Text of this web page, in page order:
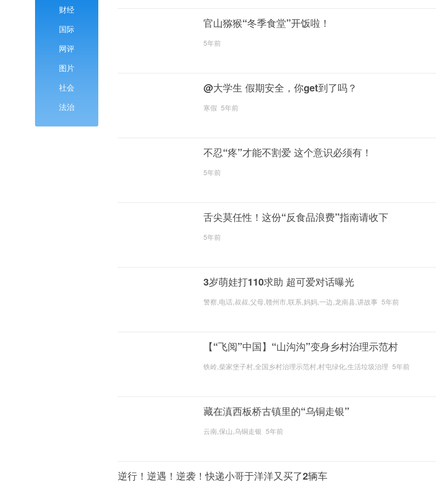
财经
国际
网评
图片
社会
法治
官山猕猴“冬季食堂”开饭啦！
5年前
@大学生 假期安全，你get到了吗？
寒假 5年前
不忍“疼”才能不割爱 这个意识必须有！
5年前
舌尖莫任性！这份“反食品浪费”指南请收下
5年前
3岁萌娃打110求助 超可爱对话曝光
警察,电话,叔叔,父母,赣州市,联系,妈妈,一边,龙南县,讲故事 5年前
【“飞阅”中国】“山沟沟”变身乡村治理示范村
铁岭,柴家堡子村,全国乡村治理示范村,村屯绿化,生活垃圾治理 5年前
藏在滇西板桥古镇里的“乌铜走银”
云南,保山,乌铜走银 5年前
逆行！逆遇！逆袭！快递小哥于洋洋又买了2辆车